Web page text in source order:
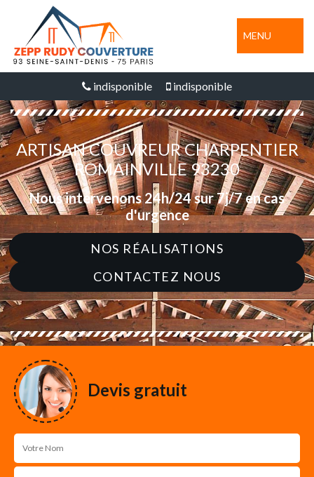
MENU
indisponible indisponible
ARTISAN COUVREUR CHARPENTIER
ROMAINVILLE 93230
Nous intervenons 24h/24 sur 7j/7 en cas
d'urgence
NOS RÉALISATIONS
CONTACTEZ NOUS
Devis gratuit